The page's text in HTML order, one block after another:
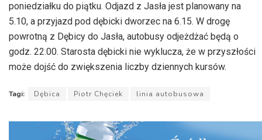
poniedziałku do piątku. Odjazd z Jasła jest planowany na
5.10, a przyjazd pod dębicki dworzec na 6.15. W drogę
powrotną z Dębicy do Jasła, autobusy odjeżdżać będą o
godz. 22.00. Starosta dębicki nie wyklucza, że w przyszłości
może dojść do zwiększenia liczby dziennych kursów.
Tagi: Dębica Piotr Chęciek linia autobusowa